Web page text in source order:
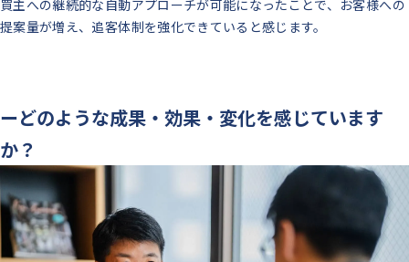
買主への継続的な自動アプローチが可能になったことで、お客様への
提案量が増え、追客体制を強化できていると感じます。
ーどのような成果・効果・変化を感じています
か？